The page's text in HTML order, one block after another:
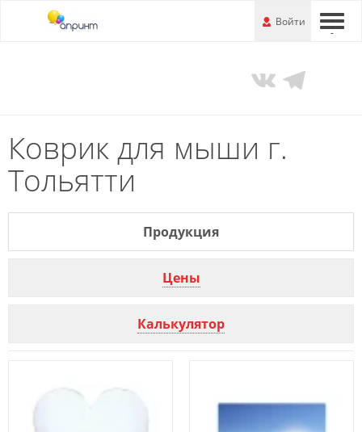
Перейти
---
Войти
Коврик для мыши г.
Тольятти
Продукция
Цены
Калькулятор